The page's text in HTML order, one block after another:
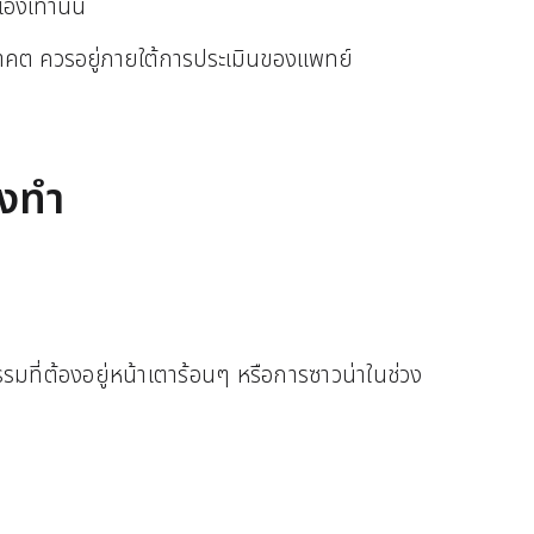
งเท่านั้น
ต ควรอยู่ภายใต้การประเมินของแพทย์
ทำ
ที่ต้องอยู่หน้าเตาร้อนๆ หรือการซาวน่าในช่วง